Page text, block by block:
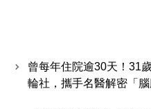
曾每年住院逾30天！31
輪社，攜手名醫解密「